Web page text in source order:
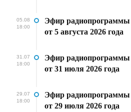
05.08
18:00
Эфир
от 5 августа 2026 года
31.07
18:00
Эфир
от 31 июля 2026 года
29.07
18:00
Эфир
от 29 июля 2026 года